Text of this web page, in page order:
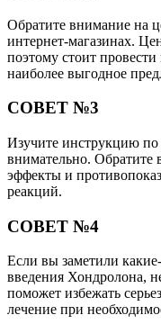
Обратите внимание на
интернет-магазинах.
поэтому стоит
наиболее выгодное
СОВЕТ №3
Изучите инструкцию
внимательно.
эффекты и
реакций.
СОВЕТ №4
Если вы заметили
введения Хондролона,
поможет избежать
лечение при